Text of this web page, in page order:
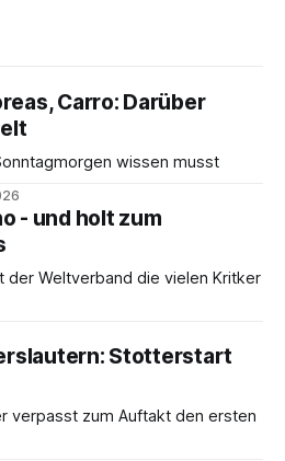
Carro: Darüber
wissen musst
- und holt zum
der Weltverband die vielen Kritker
Stotterstart
verpasst zum Auftakt den ersten